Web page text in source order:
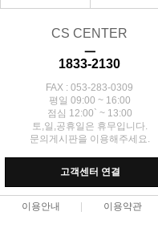
CS CENTER
ㅡ
1833-2130
FAX : 053-283-0309
평일 09:00 ~ 16:00
점심 12:00` ~ 13:00
토,일,공휴일은 휴무입니다.
문의게시판을 이용해주세요.
고객센터 연결
이용안내 이용약관